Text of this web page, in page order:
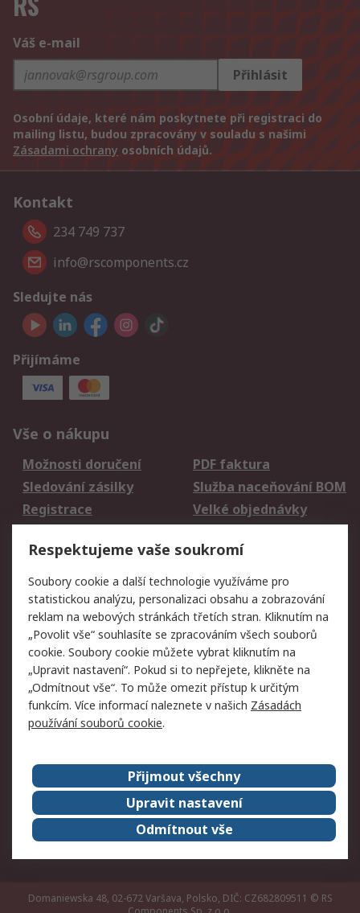
Váš e-mail
Přihlásit
Osobní údaje, které nám poskytnete při registraci do
mailing listu, budou zpracovány v souladu s našimi
Zásadami ochrany osobních údajů.
Kontakt
234 749 737
info@rscomponents.cz
Sledujte nás
Přijímáme
Vše o nákupu
Možnosti doručení
PDF faktura
Sledování zásilky
Služba naceňování BOM
Registrace
Velké objednávky
Právní
Autorská práva
Obchodní podmínky
společnosti RS
Prohlášení o ochraně
údajů
Zabezpečení
elektronické pošty
Zásady pro soubory
cookie
Zásady ochrany
osobních údajů
Kontakt
O naší společnosti
RS Group
Kariéra
Ocenění
ESG
Domaniewska 48, 02-672 Varšava, Polsko, DIČ: CZ682809511 © RS
Respektujeme vaše soukromí
Soubory cookie a další technologie využíváme pro
statistickou analýzu, personalizaci obsahu a zobrazování
reklam na webových stránkách třetích stran. Kliknutím na
„Povolit vše“ souhlasíte se zpracováním všech souborů
cookie. Soubory cookie můžete vybrat kliknutím na
„Upravit nastavení“. Pokud si to nepřejete, klikněte na
„Odmítnout vše“. To může omezit přístup k určitým
funkcím. Více informací naleznete v našich Zásadách
používání souborů cookie.
Přijmout všechny
Upravit nastavení
Odmítnout vše